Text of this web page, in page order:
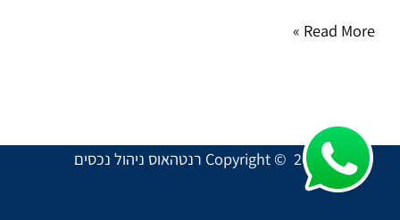
Read More »
Copyright © 2026 רנטהאוס ניהול נכסים